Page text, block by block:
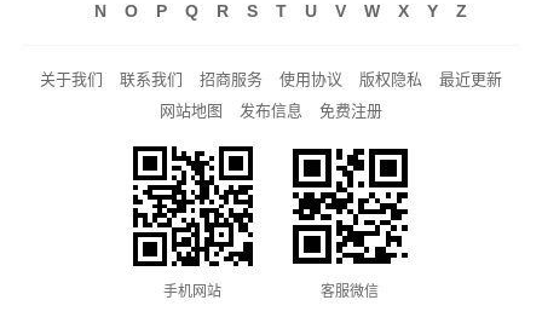
N
O P Q R S T U V W X Y Z
关于我们 联系我们 招商服务 使用协议 版权隐私
最近更新
网站地图
发布信息 免费注册
手机网站 客服微信